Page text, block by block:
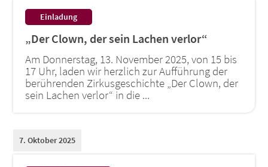
Einladung:
„Der Clown, der sein Lachen verlor“
Am Donnerstag, 13. November 2025, von 15 bis
17 Uhr, laden wir herzlich zur Aufführung der
berührenden Zirkusgeschichte „Der Clown, der
sein Lachen verlor“ in die ...
7. Oktober 2025